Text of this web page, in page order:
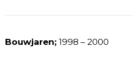
Bouwjaren; 1998 – 2000